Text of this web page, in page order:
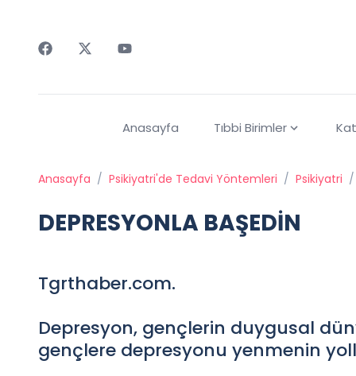
Anasayfa Tıbbi Birimler
Anasayfa / Psikiyatri'de Tedavi Yöntemleri / Psikiyatri /
DEPRESYONLA BAŞEDİN
Tgrthaber.com.
Depresyon, gençlerin duygusal
gençlere depresyonu yenmenin